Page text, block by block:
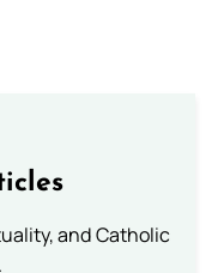
and Catholic